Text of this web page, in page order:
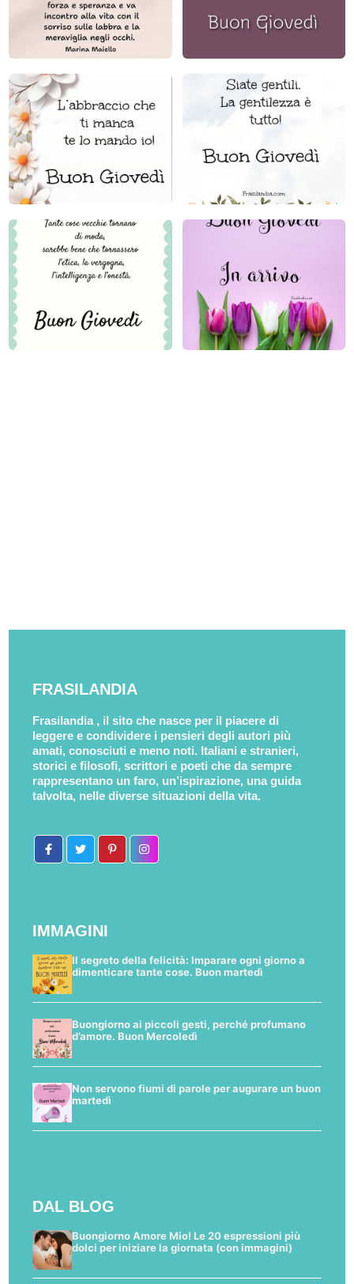
FRASILANDIA
Frasilandia , il sito che nasce per il piacere di
leggere e condividere i pensieri degli autori più
amati, conosciuti e meno noti. Italiani e stranieri,
storici e filosofi, scrittori e poeti che da sempre
rappresentano un faro, un’ispirazione, una guida
talvolta, nelle diverse situazioni della vita.
IMMAGINI
Il segreto della felicità: Imparare ogni giorno a
dimenticare tante cose. Buon martedì
Buongiorno ai piccoli gesti, perché profumano
d’amore. Buon Mercoledì
Non servono fiumi di parole per augurare un buon
martedì
DAL BLOG
Buongiorno Amore Mio! Le 20 espressioni più
dolci per iniziare la giornata (con immagini)